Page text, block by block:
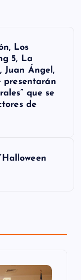
Los
5, La
Juan Ángel,
presentarán
que se
de